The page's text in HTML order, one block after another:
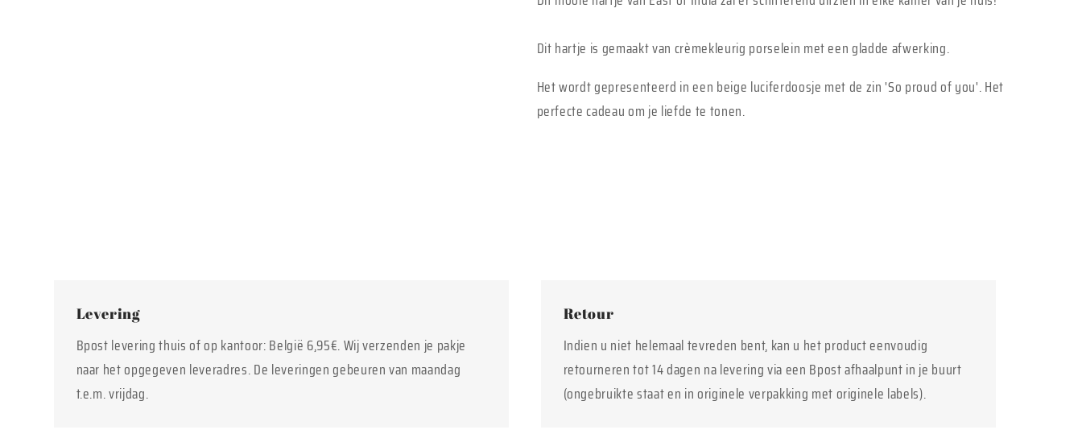
Dit hartje is gemaakt van crèmekleurig porselein met een gladde afwerking.
Het wordt gepresenteerd in een beige luciferdoosje met de zin 'So proud of you'. Het
perfecte cadeau om je liefde te tonen.
Levering
Bpost levering thuis of op kantoor: België 6,95€. Wij verzenden je pakje
naar het opgegeven leveradres. De leveringen gebeuren van maandag
t.e.m. vrijdag.
Retour
Indien u niet helemaal tevreden bent, kan u het product eenvoudig
retourneren tot 14 dagen na levering via een Bpost afhaalpunt in je buurt
(ongebruikte staat en in originele verpakking met originele labels).